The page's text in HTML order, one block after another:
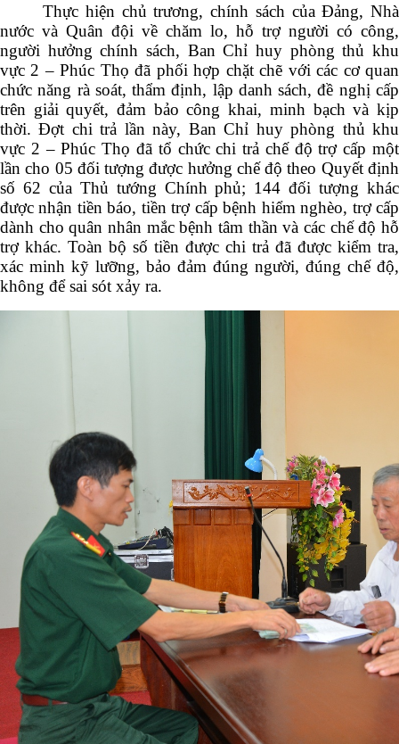
Thực hiện chủ trương, chính sách của Đảng, Nhà
nước và Quân đội về chăm lo, hỗ trợ người có công,
người hưởng chính sách, Ban Chỉ huy phòng thủ khu
vực 2 – Phúc Thọ đã phối hợp chặt chẽ với các cơ quan
chức năng rà soát, thẩm định, lập danh sách, đề nghị cấp
trên giải quyết, đảm bảo công khai, minh bạch và kịp
thời. Đợt chi trả lần này, Ban Chỉ huy phòng thủ khu
vực 2 – Phúc Thọ đã tổ chức chi trả chế độ trợ cấp một
lần cho 05 đối tượng được hưởng chế độ theo Quyết định
số 62 của Thủ tướng Chính phủ; 144 đối tượng khác
được nhận tiền báo, tiền trợ cấp bệnh hiểm nghèo, trợ cấp
dành cho quân nhân mắc bệnh tâm thần và các chế độ hỗ
trợ khác. Toàn bộ số tiền được chi trả đã được kiểm tra,
xác minh kỹ lưỡng, bảo đảm đúng người, đúng chế độ,
không để sai sót xảy ra.